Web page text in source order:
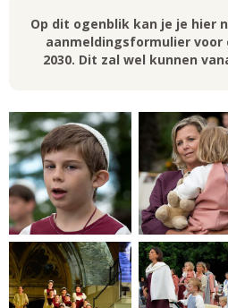
Op dit ogenblik kan je je hier
aanmeldingsformulier voor
2030. Dit zal wel kunnen